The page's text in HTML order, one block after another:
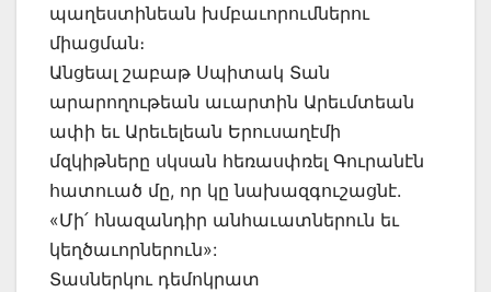
պաղեստինեան խմբաւորումներու
միացման։
Անցեալ շաբաթ Սպիտակ Տան
արարողութեան աւարտին Արեւմտեան
ափի եւ Արեւելեան Երուսաղէմի
մզկիթները սկսան հեռասփռել Գուրանէն
հատուած մը, որ կը նախազգուշացնէ.
«Մի՛ հնազանդիր անհաւատներուն եւ
կեղծաւորներուն»:
Տասներկու դեմոկրատ